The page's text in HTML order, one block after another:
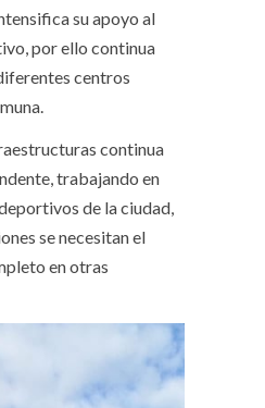
su apoyo al
por ello continua
centros
continua
trabajando en
de la ciudad,
se necesitan el
en otras